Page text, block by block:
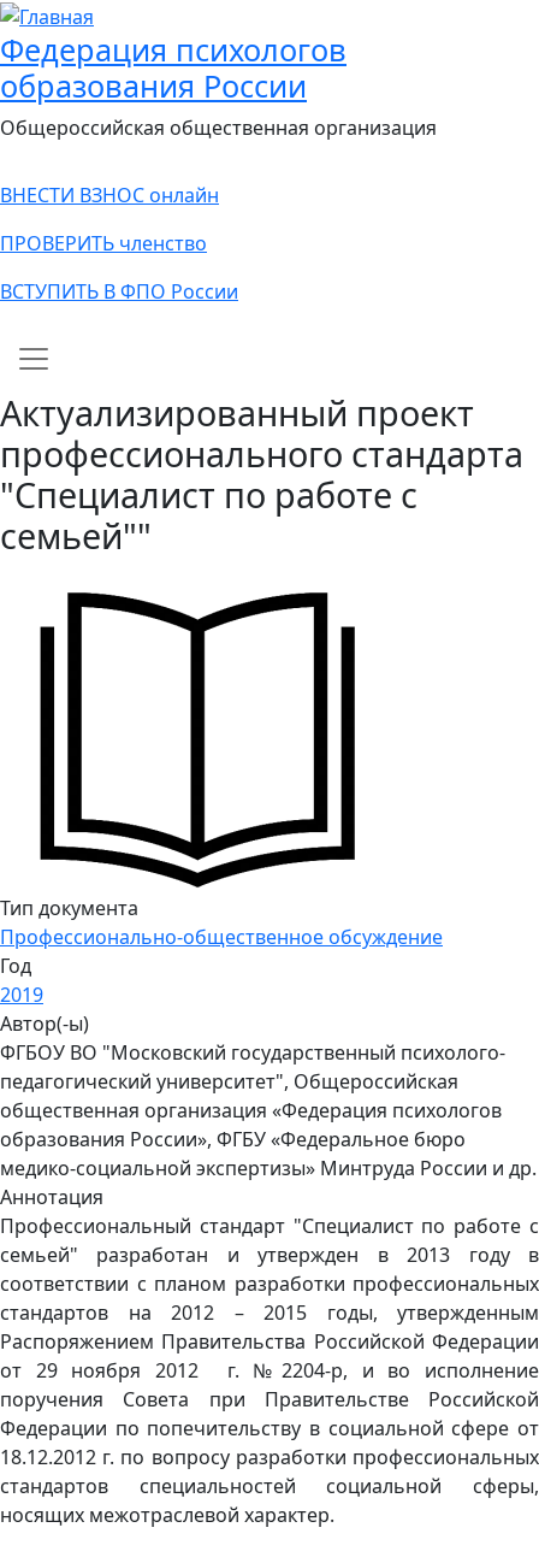
Федерация психологов
образования России
Общероссийская общественная организация
ВНЕСТИ ВЗНОС онлайн
ПРОВЕРИТЬ членство
ВСТУПИТЬ В ФПО России
Main navigation
Актуализированный проект
профессионального стандарта
"Специалист по работе с
семьей""
Тип документа
Профессионально-общественное обсуждение
Год
2019
Автор(-ы)
ФГБОУ ВО "Московский государственный психолого-
педагогический университет", Общероссийская
общественная организация «Федерация психологов
образования России», ФГБУ «Федеральное бюро
медико-социальной экспертизы» Минтруда России и др.
Аннотация
Профессиональный стандарт "Специалист по работе с
семьей" разработан и утвержден в 2013 году в
соответствии с планом разработки профессиональных
стандартов на 2012 – 2015 годы, утвержденным
Распоряжением Правительства Российской Федерации
от 29 ноября 2012 г. №2204-р, и во исполнение
поручения Совета при Правительстве Российской
Федерации по попечительству в социальной сфере от
18.12.2012 г. по вопросу разработки профессиональных
стандартов специальностей социальной сферы,
носящих межотраслевой характер.